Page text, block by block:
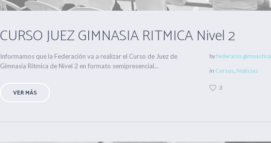
CURSO JUEZ GIMNASIA RITMICA Nivel 2
Informamos que la Federación va a realizar el Curso de Juez de
Gimnasia Rítmica de Nivel 2 en formato semipresencial...
VER MÁS
byfederacio.gimnastica
in Cursos, Noticias
3